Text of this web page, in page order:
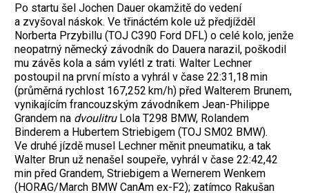
Po startu šel Jochen Dauer okamžitě do vedení
a zvyšoval náskok. Ve třináctém kole už předjížděl
Norberta Przybillu (TOJ C390 Ford DFL) o celé kolo, jenže
neopatrný německý závodník do Dauera narazil, poškodil
mu závěs kola a sám vylétl z trati. Walter Lechner
postoupil na první místo a vyhrál v čase 22:31,18 min
(průměrná rychlost 167,252 km/h) před Walterem Brunem,
vynikajícím francouzským závodníkem Jean-Philippe
Grandem na dvoulitru Lola T298 BMW, Rolandem
Binderem a Hubertem Striebigem (TOJ SM02 BMW).
Ve druhé jízdě musel Lechner měnit pneumatiku, a tak
Walter Brun už nenašel soupeře, vyhrál v čase 22:42,42
min před Grandem, Striebigem a Wernerem Wenkem
(HORAG/March BMW CanAm ex-F2); zatímco Rakušan